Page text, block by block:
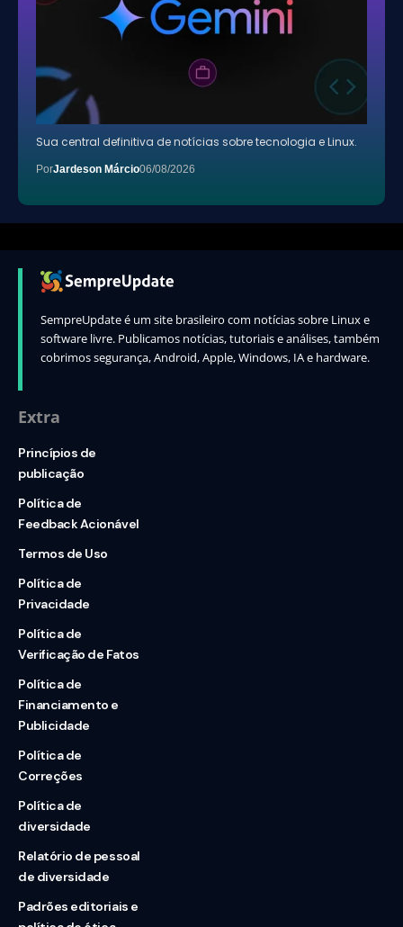
Sua central definitiva de notícias sobre tecnologia e Linux.
PorJardeson Márcio06/08/2026
SempreUpdate é um site brasileiro com notícias sobre Linux e
software livre. Publicamos notícias, tutoriais e análises, também
cobrimos segurança, Android, Apple, Windows, IA e hardware.
Extra
Princípios de
publicação
Política de
Feedback Acionável
Termos de Uso
Política de
Privacidade
Política de
Verificação de Fatos
Política de
Financiamento e
Publicidade
Política de
Correções
Política de
diversidade
Relatório de pessoal
de diversidade
Padrões editoriais e